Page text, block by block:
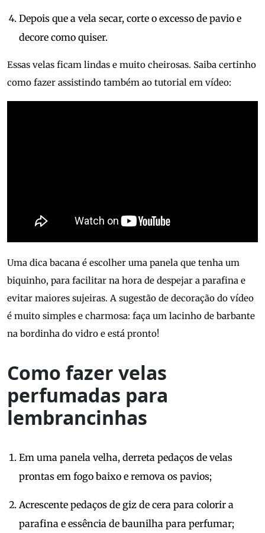
Depois que a vela secar, corte o excesso de pavio e
decore como quiser.
Essas velas ficam lindas e muito cheirosas. Saiba certinho
como fazer assistindo também ao tutorial em vídeo:
Uma dica bacana é escolher uma panela que tenha um
biquinho, para facilitar na hora de despejar a parafina e
evitar maiores sujeiras. A sugestão de decoração do vídeo
é muito simples e charmosa: faça um lacinho de barbante
na bordinha do vidro e está pronto!
Como fazer velas
perfumadas para
lembrancinhas
Em uma panela velha, derreta pedaços de velas
prontas em fogo baixo e remova os pavios;
Acrescente pedaços de giz de cera para colorir a
parafina e essência de baunilha para perfumar;